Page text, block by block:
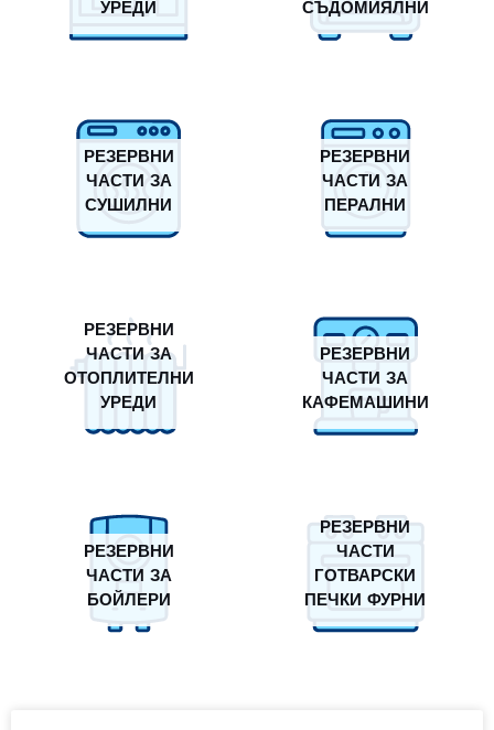
УРЕДИ
СЪДОМИЯЛНИ
РЕЗЕРВНИ
ЧАСТИ ЗА
СУШИЛНИ
РЕЗЕРВНИ
ЧАСТИ ЗА
ПЕРАЛНИ
РЕЗЕРВНИ
ЧАСТИ ЗА
ОТОПЛИТЕЛНИ
УРЕДИ
РЕЗЕРВНИ
ЧАСТИ ЗА
КАФЕМАШИНИ
РЕЗЕРВНИ
ЧАСТИ ЗА
БОЙЛЕРИ
РЕЗЕРВНИ
ЧАСТИ
ГОТВАРСКИ
ПЕЧКИ ФУРНИ